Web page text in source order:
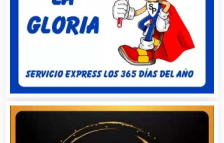
Capacitación
Carnicerías
Carpinterías